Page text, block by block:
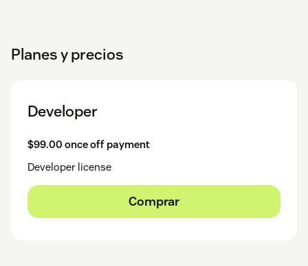
Planes y precios
Developer
$99.00 once off payment
Developer license
Comprar